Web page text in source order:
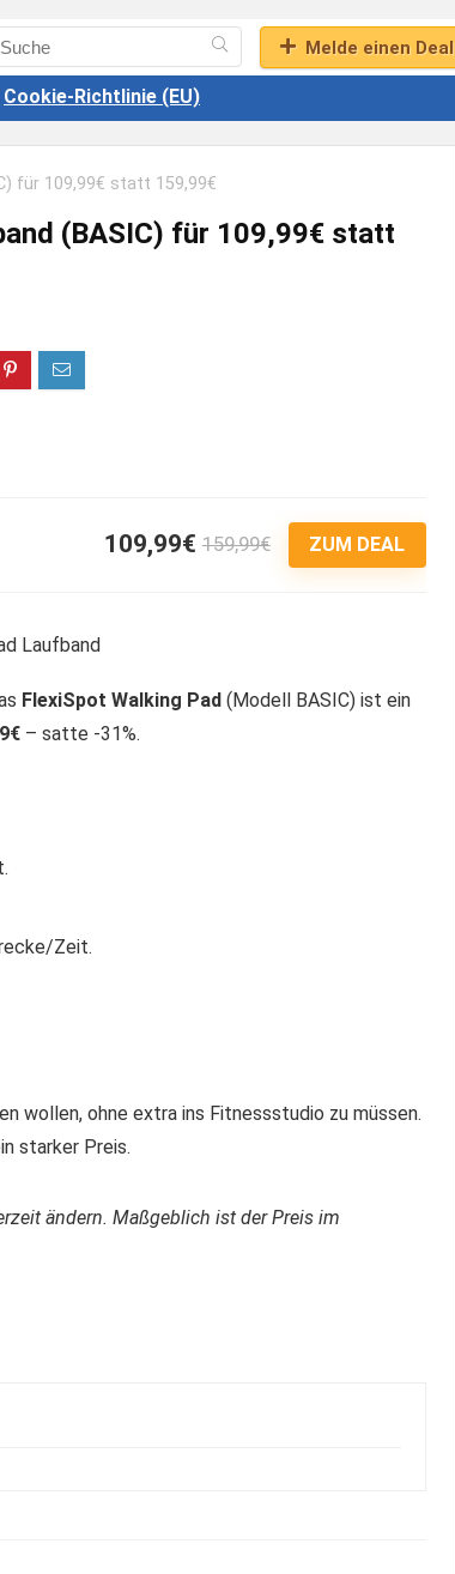
Melde einen Deal
Cookie-Richtlinie (EU)
für 109,99€ statt 159,99€
(BASIC) für 109,99€ statt
109,99€ 159,99€ ZUM DEAL
FlexiSpot Walking Pad (Modell BASIC) ist ein
– satte -31%.
Zeit.
wollen, ohne extra ins Fitnessstudio zu müssen.
starker Preis.
ändern. Maßgeblich ist der Preis im